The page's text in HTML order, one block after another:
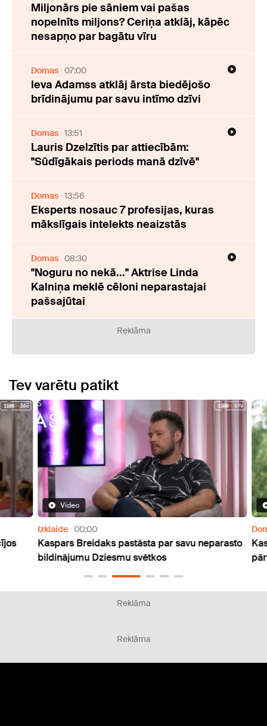
Miljonārs pie sāniem vai pašas
nopelnīts miljons? Ceriņa atklāj, kāpēc
nesapņo par bagātu vīru
Domas 07:00
Ieva Adamss atklāj ārsta biedējošo
brīdinājumu par savu intīmo dzīvi
Domas 13:51
Lauris Dzelzītis par attiecībām:
"Sūdīgākais periods manā dzīvē"
Domas 13:56
Eksperts nosauc 7 profesijas, kuras
mākslīgais intelekts neaizstās
Domas 08:30
"Noguru no nekā..." Aktrise Linda
Kalniņa meklē cēloni neparastajai
pašsajūtai
Reklāma
Tev varētu patikt
Video
Izklaide 00:00
Kaspars Breidaks pastāsta par savu neparasto
bildinājumu Dziesmu svētkos
Reklāma
Reklāma